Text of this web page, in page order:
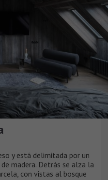
y está delimitada por un
madera. Detrás se alza la
con vistas al bosque